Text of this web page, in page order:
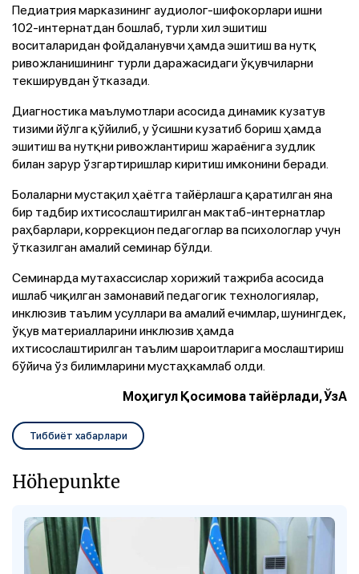
Педиатрия марказининг аудиолог-шифокорлари ишни
102-интернатдан бошлаб, турли хил эшитиш
воситаларидан фойдаланувчи ҳамда эшитиш ва нутқ
ривожланишининг турли даражасидаги ўқувчиларни
текширувдан ўтказади.
Диагностика маълумотлари асосида динамик кузатув
тизими йўлга қўйилиб, у ўсишни кузатиб бориш ҳамда
эшитиш ва нутқни ривожлантириш жараёнига зудлик
билан зарур ўзгартиришлар киритиш имконини беради.
Болаларни мустақил ҳаётга тайёрлашга қаратилган яна
бир тадбир ихтисослаштирилган мактаб-интернатлар
раҳбарлари, коррекцион педагоглар ва психологлар учун
ўтказилган амалий семинар бўлди.
Семинарда мутахассислар хорижий тажриба асосида
ишлаб чиқилган замонавий педагогик технологиялар,
инклюзив таълим усуллари ва амалий ечимлар, шунингдек,
ўқув материалларини инклюзив ҳамда
ихтисослаштирилган таълим шароитларига мослаштириш
бўйича ўз билимларини мустаҳкамлаб олди.
Моҳигул Қосимова тайёрлади, ЎзА
Тиббиёт хабарлари
Höhepunkte